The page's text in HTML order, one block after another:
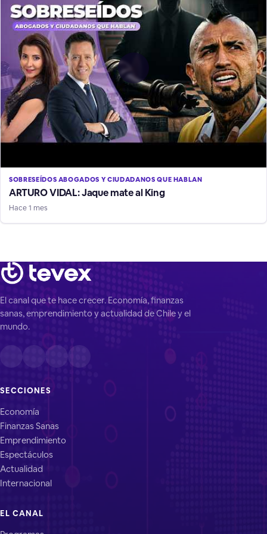
SOBRESEÍDOS ABOGADOS Y CIUDADANOS QUE HABLAN
ARTURO VIDAL: Jaque mate al King
Hace 1 mes
El canal que te hace crecer. Economía, finanzas
sanas, emprendimiento y actualidad de Chile y el
mundo.
SECCIONES
Economía
Finanzas Sanas
Emprendimiento
Espectáculos
Actualidad
Internacional
EL CANAL